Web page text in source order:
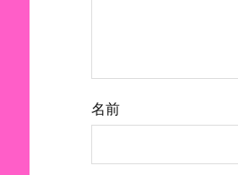
名前